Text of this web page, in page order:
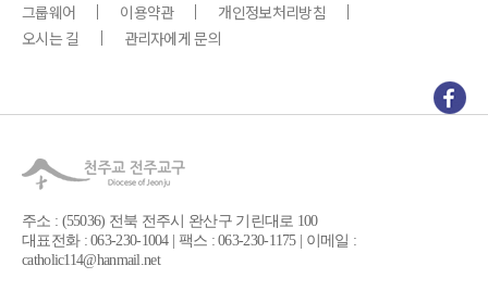
그룹웨어 이용약관
개인정보처리방침
오시는 길
관리자에게 문의
주소 : (55036) 전북 전주시 완산구 기린대로 100
대표전화 : 063-230-1004 | 팩스 : 063-230-1175 | 이메일 :
catholic114@hanmail.net